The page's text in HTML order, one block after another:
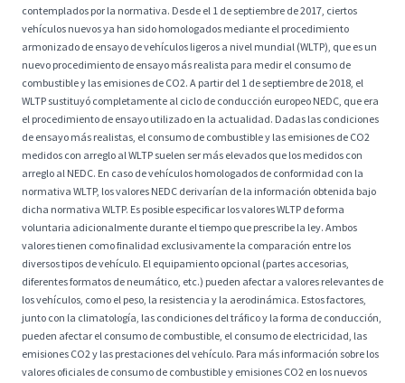
contemplados por la normativa. Desde el 1 de septiembre de 2017, ciertos
vehículos nuevos ya han sido homologados mediante el procedimiento
armonizado de ensayo de vehículos ligeros a nivel mundial (WLTP), que es un
nuevo procedimiento de ensayo más realista para medir el consumo de
combustible y las emisiones de CO2. A partir del 1 de septiembre de 2018, el
WLTP sustituyó completamente al ciclo de conducción europeo NEDC, que era
el procedimiento de ensayo utilizado en la actualidad. Dadas las condiciones
de ensayo más realistas, el consumo de combustible y las emisiones de CO2
medidos con arreglo al WLTP suelen ser más elevados que los medidos con
arreglo al NEDC. En caso de vehículos homologados de conformidad con la
normativa WLTP, los valores NEDC derivarían de la información obtenida bajo
dicha normativa WLTP. Es posible especificar los valores WLTP de forma
voluntaria adicionalmente durante el tiempo que prescribe la ley. Ambos
valores tienen como finalidad exclusivamente la comparación entre los
diversos tipos de vehículo. El equipamiento opcional (partes accesorias,
diferentes formatos de neumático, etc.) pueden afectar a valores relevantes de
los vehículos, como el peso, la resistencia y la aerodinámica. Estos factores,
junto con la climatología, las condiciones del tráfico y la forma de conducción,
pueden afectar el consumo de combustible, el consumo de electricidad, las
emisiones CO2 y las prestaciones del vehículo. Para más información sobre los
valores oficiales de consumo de combustible y emisiones CO2 en los nuevos